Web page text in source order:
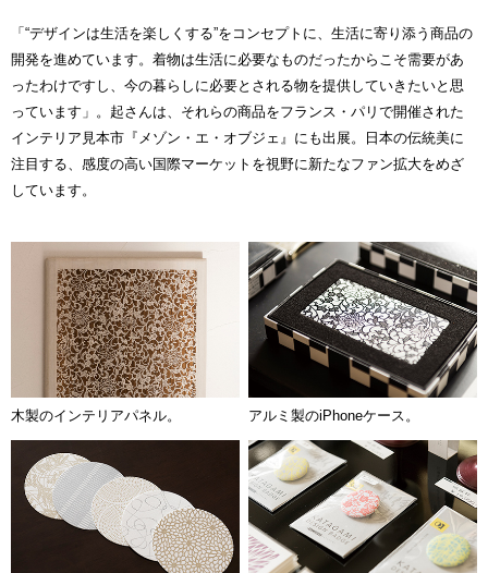
「“デザインは生活を楽しくする”をコンセプトに、生活に寄り添う商品の
開発を進めています。着物は生活に必要なものだったからこそ需要があ
ったわけですし、今の暮らしに必要とされる物を提供していきたいと思
っています」。起さんは、それらの商品をフランス・パリで開催された
インテリア見本市『メゾン・エ・オブジェ』にも出展。日本の伝統美に
注目する、感度の高い国際マーケットを視野に新たなファン拡大をめざ
しています。
木製のインテリアパネル。 アルミ製のiPhoneケース。